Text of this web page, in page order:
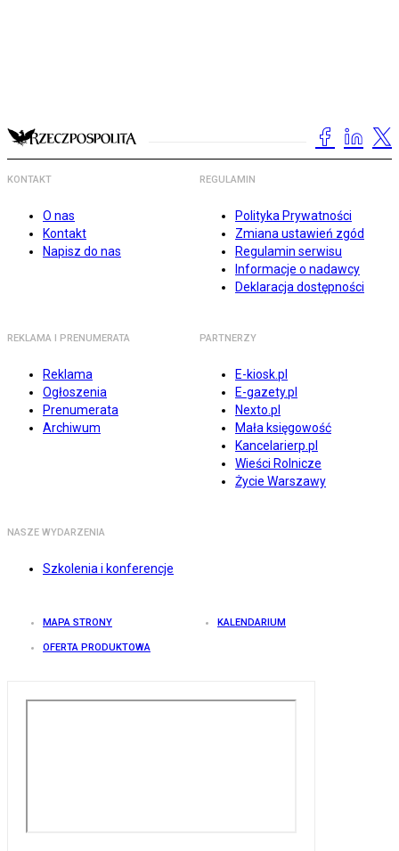
KONTAKT
O nas
Kontakt
Napisz do nas
REGULAMIN
Polityka Prywatności
Zmiana ustawień zgód
Regulamin serwisu
Informacje o nadawcy
Deklaracja dostępności
REKLAMA I PRENUMERATA
Reklama
Ogłoszenia
Prenumerata
Archiwum
PARTNERZY
E-kiosk.pl
E-gazety.pl
Nexto.pl
Mała księgowość
Kancelarierp.pl
Wieści Rolnicze
Życie Warszawy
NASZE WYDARZENIA
Szkolenia i konferencje
MAPA STRONY KALENDARIUM
OFERTA PRODUKTOWA